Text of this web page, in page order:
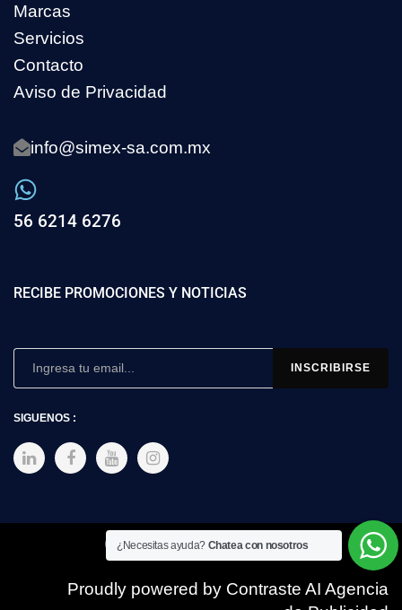
Marcas
Servicios
Contacto
Aviso de Privacidad
info@simex-sa.com.mx
56 6214 6276
RECIBE PROMOCIONES Y NOTICIAS
SIGUENOS :
Copyright © 2025 SIMEX
Proudly powered by Contraste AI Agencia
¿Necesitas ayuda? Chatea con nosotros